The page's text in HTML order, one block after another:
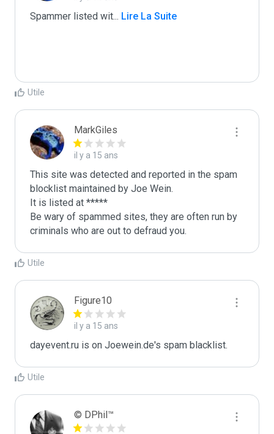
Spammer listed wit... Lire La Suite
Utile
MarkGiles
il y a 15 ans
This site was detected and reported in the spam
blocklist maintained by Joe Wein.
It is listed at *****
Be wary of spammed sites, they are often run by
criminals who are out to defraud you.
Utile
Figure10
il y a 15 ans
dayevent.ru is on Joewein.de's spam blacklist.
Utile
© DPhil™